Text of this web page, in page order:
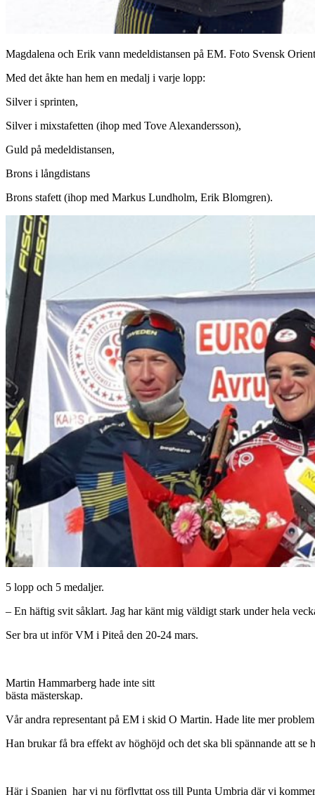
Magdalena och Erik vann medeldistansen på EM. Foto Svensk
Med det åkte han hem en medalj i varje lopp:
Silver i sprinten,
Silver i mixstafetten (ihop med Tove Alexandersson),
Guld på medeldistansen,
Brons i långdistans
Brons stafett (ihop med Markus Lundholm, Erik Blomgren).
5 lopp och 5 medaljer.
– En häftig svit såklart. Jag har känt mig väldigt stark under hela
Ser bra ut inför VM i Piteå den 20-24 mars.
Martin Hammarberg hade inte sitt
bästa mästerskap.
Vår andra representant på EM i skid O Martin. Hade lite mer
Han brukar få bra effekt av höghöjd och det ska bli spännande att
Här i Spanien har vi nu förflyttat oss till Punta Umbria där vi